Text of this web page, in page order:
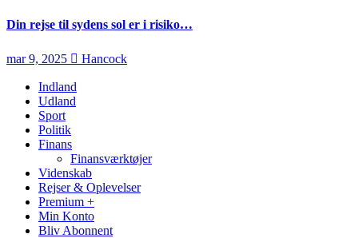
Din rejse til sydens sol er i risiko…
mar 9, 2025 Hancock
Indland
Udland
Sport
Politik
Finans
Finansværktøjer
Videnskab
Rejser & Oplevelser
Premium +
Min Konto
Bliv Abonnent